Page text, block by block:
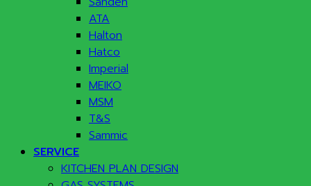
ATA
Halton
Hatco
Imperial
MEIKO
MSM
T&S
Sammic
SERVICE
KITCHEN PLAN DESIGN